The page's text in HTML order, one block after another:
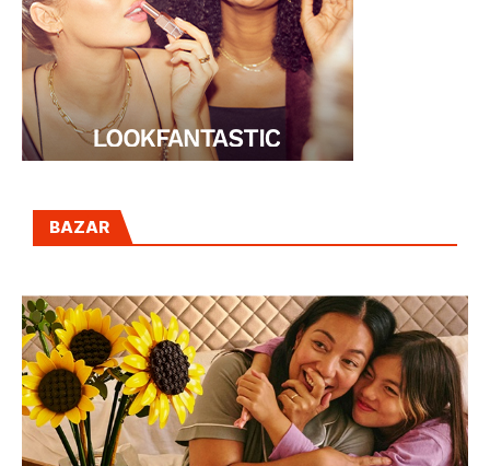
BAZAR